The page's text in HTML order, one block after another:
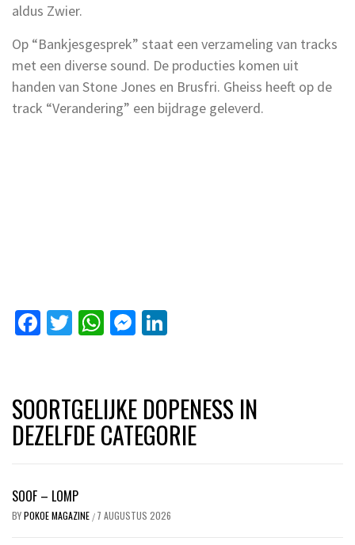
aldus Zwier.
Op “Bankjesgesprek” staat een verzameling van tracks
met een diverse sound. De producties komen uit
handen van Stone Jones en Brusfri. Gheiss heeft op de
track “Verandering” een bijdrage geleverd.
Facebook
Twitter
WhatsApp
Messenger
SOORTGELIJKE DOPENESS IN
DEZELFDE CATEGORIE
SOOF – LOMP
BYPOKOE MAGAZINE / 7 AUGUSTUS 2026